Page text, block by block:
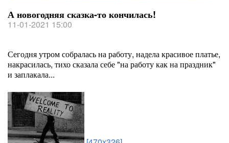
А новогодняя сказка-то кончилась!
11-01-2021 15:00
Сегодня утром собралась на работу, надела красивое платье,
накрасилась, тихо сказала себе "на работу как на праздник"
и заплакала...